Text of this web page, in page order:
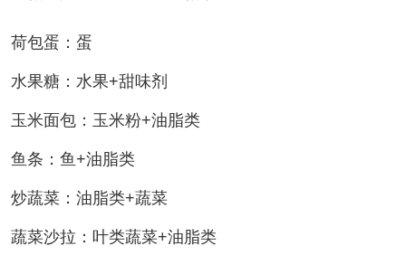
荷包蛋：蛋
水果糖：水果+甜味剂
玉米面包：玉米粉+油脂类
鱼条：鱼+油脂类
炒蔬菜：油脂类+蔬菜
蔬菜沙拉：叶类蔬菜+油脂类